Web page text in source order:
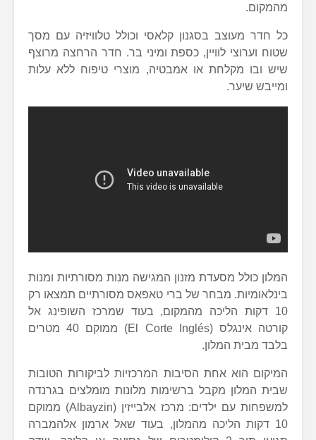
מהמקום.
כל חדר מעוצב בסגנון קלאסי וכולל טלוויזיה עם מסך
שטוח וערוצי לוויין, כספת ומיני בר. חדר הרחצה מרוצף
שיש ובו מקלחת או אמבטיה, מוצרי טיפוח ללא עלות
ומייבש שיער.
המלון כולל מסעדת מזנון המגישה מנות מסורתיות ומנות
בינלאומיות. מבחר של ברי טאפאס מסורתיים תמצאו רק
10 דקות הליכה מהמקום, בעוד שמרכז השופינג אל
קורטה אינגלס (El Corte Inglés) ממוקם 40 מטרים
בלבד מבית המלון.
המיקום הוא אחת הסיבות המרכזיות לביקורות הטובות
שבית המלון מקבל ברשימות מלונות מומלצים בגרנדה
למשפחות עם ילדים: מרכז אלבייזין (Albayzin) ממוקם
10 דקות הליכה מהמלון, בעוד שאל ארמון אלהמברה